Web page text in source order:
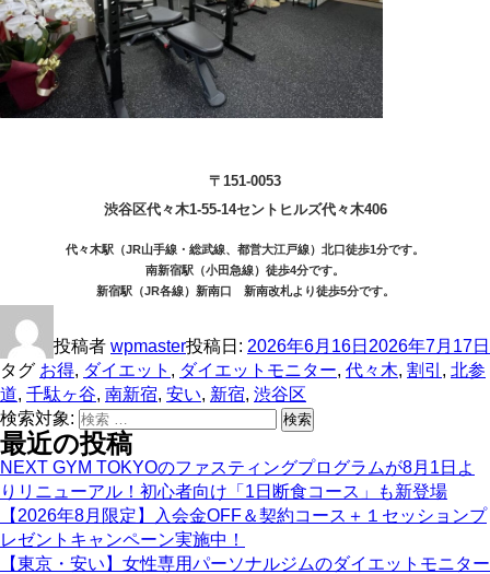
〒151-0053
渋谷区代々木1-55-14セントヒルズ代々木406
代々木駅（JR山手線・総武線、都営大江戸線）北口徒歩1分です。
南新宿駅（小田急線）徒歩4分です。
新宿駅（JR各線）新南口 新南改札より徒歩5分です。
投稿者 wpmaster投稿日: 2026年6月16日 2026年7月17日
タグ お得, ダイエット , ダイエットモニター, 代々木, 割引 , 北参
道, 千駄ヶ谷, 南新宿, 安い, 新宿, 渋谷区
検索対象:
検索
最近の投稿
NEXT GYM TOKYOのファスティングプログラムが8月1日よ
りリニューアル！初心者向け「1日断食コース」も新登場
【2026年8月限定】入会金OFF＆契約コース＋１セッションプ
レゼントキャンペーン実施中！
【東京・安い】女性専用パーソナルジムのダイエットモニター